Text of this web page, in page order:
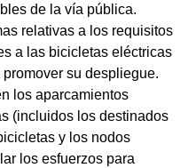
de la vía pública.
relativas a los requisitos
a las bicicletas eléctricas
su despliegue.
los aparcamientos
(incluidos los destinados
y los nodos
los esfuerzos para